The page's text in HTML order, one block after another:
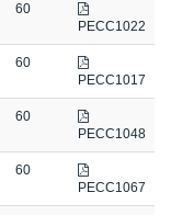
60
PECC1022
60
PECC1017
60
PECC1048
60
PECC1067